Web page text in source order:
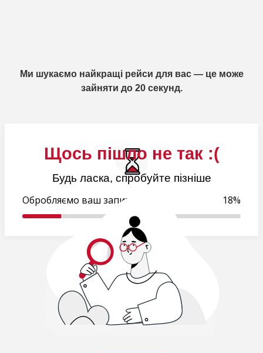
Щось пішло не так :(
Будь ласка, спробуйте пізніше
Ми шукаємо найкращі рейси для вас — це може
зайняти до 20 секунд.
Обробляємо ваш запит.. 18%